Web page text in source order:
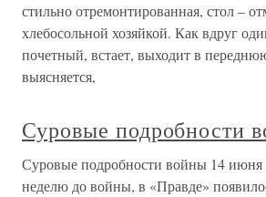
стильно отремонтированная, стол –
хлебосольной хозяйкой. Как вдруг
почетный, встает, выходит в
выясняется,
Суровые подробности
Суровые подробности войны 14 июня
неделю до войны, в «Правде»